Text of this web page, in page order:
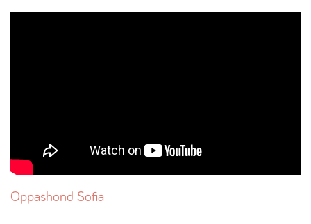
Oppashond Sofia